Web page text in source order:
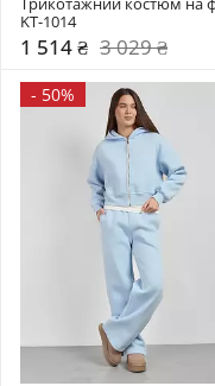
KT-1014
1 514 ₴ 3 029 ₴
- 50%